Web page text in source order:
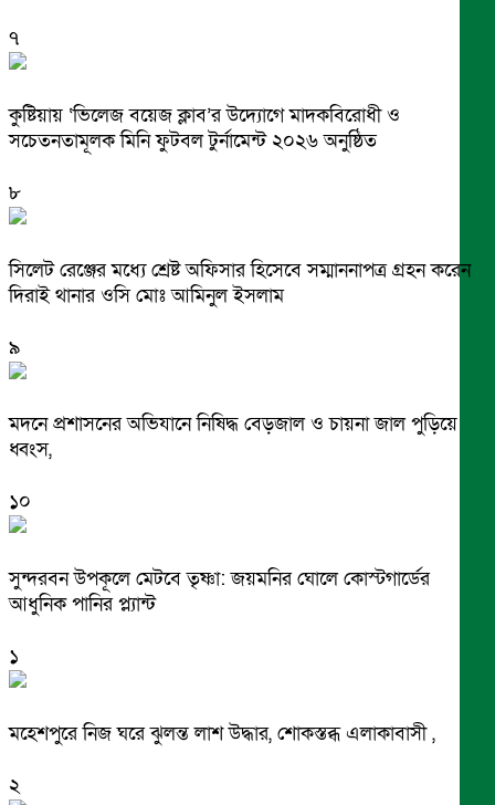
৭
কুষ্টিয়ায় ‘ভিলেজ বয়েজ ক্লাব’র উদ্যোগে মাদকবিরোধী ও
সচেতনতামূলক মিনি ফুটবল টুর্নামেন্ট ২০২৬ অনুষ্ঠিত
৮
সিলেট রেঞ্জের মধ্যে শ্রেষ্ট অফিসার হিসেবে সম্মাননাপত্র গ্রহন করেন
দিরাই থানার ওসি মোঃ আমিনুল ইসলাম
৯
মদনে প্রশাসনের অভিযানে নিষিদ্ধ বেড়জাল ও চায়না জাল পুড়িয়ে
ধ্বংস,
১০
সুন্দরবন উপকূলে মেটবে তৃষ্ণা: জয়মনির ঘোলে কোস্টগার্ডের
আধুনিক পানির প্ল্যান্ট
১
মহেশপুরে নিজ ঘরে ঝুলন্ত লাশ উদ্ধার, শোকস্তব্ধ এলাকাবাসী ,
২